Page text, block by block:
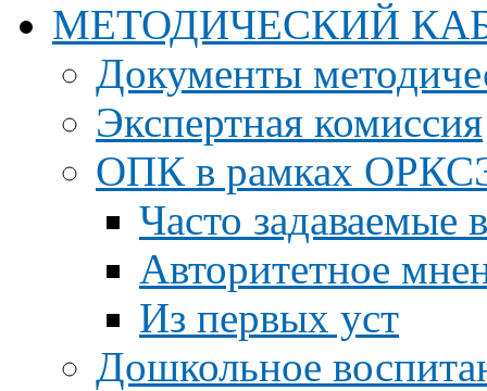
МЕТОДИЧЕСКИЙ
Документы
Экспертная комиссия
ОПК в рамках
Часто
Авторитетное
Из первых уст
Дошкольное